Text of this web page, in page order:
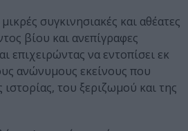
συγκινησιακές και αθέατες
βίου και ανεπίγραφες
επιχειρώντας να εντοπίσει εκ
ανώνυμους εκείνους που
του ξεριζωμού και της